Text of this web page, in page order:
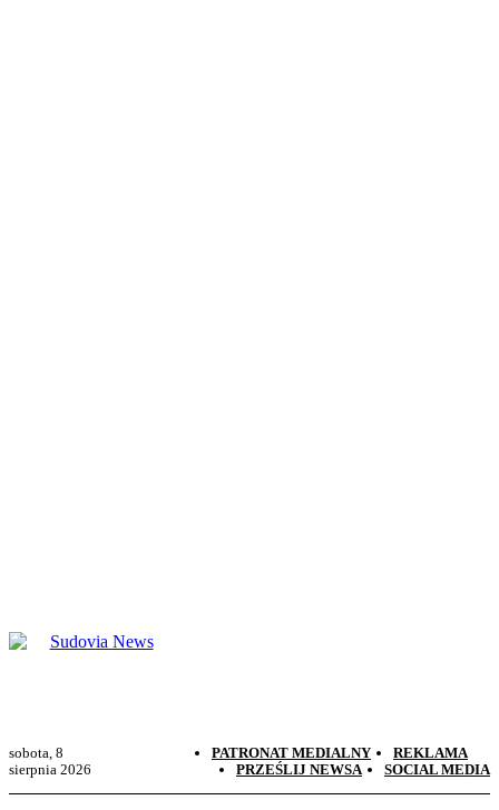
sobota, 8
sierpnia 2026
PATRONAT MEDIALNY
REKLAMA
PRZEŚLIJ NEWSA
SOCIAL MEDIA